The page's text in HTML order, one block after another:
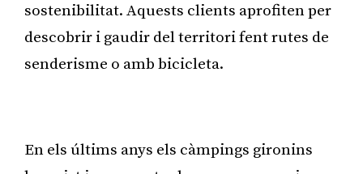
sostenibilitat. Aquests clients aprofiten per
descobrir i gaudir del territori fent rutes de
senderisme o amb bicicleta.
En els últims anys els càmpings gironins